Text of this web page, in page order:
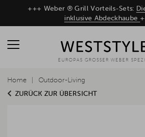
+++ Weber ® Grill Vorteils-Sets:
inklusive Abdeckhaube
EUROPAS GROSSER WEBER
ZURÜCK ZUR ÜBERSICHT
Home Outdoor-Living